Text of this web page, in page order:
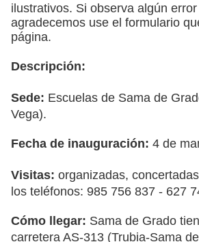
ilustrativos. Si observa algún
agradecemos use el formulario
página.
Descripción:
Sede: Escuelas de Sama de
Vega).
Fecha de inauguración: 4 de
Visitas: organizadas,
los teléfonos: 985 756 837 - 627
Cómo llegar: Sama de Grado
carretera AS-313 (Trubia-Sama